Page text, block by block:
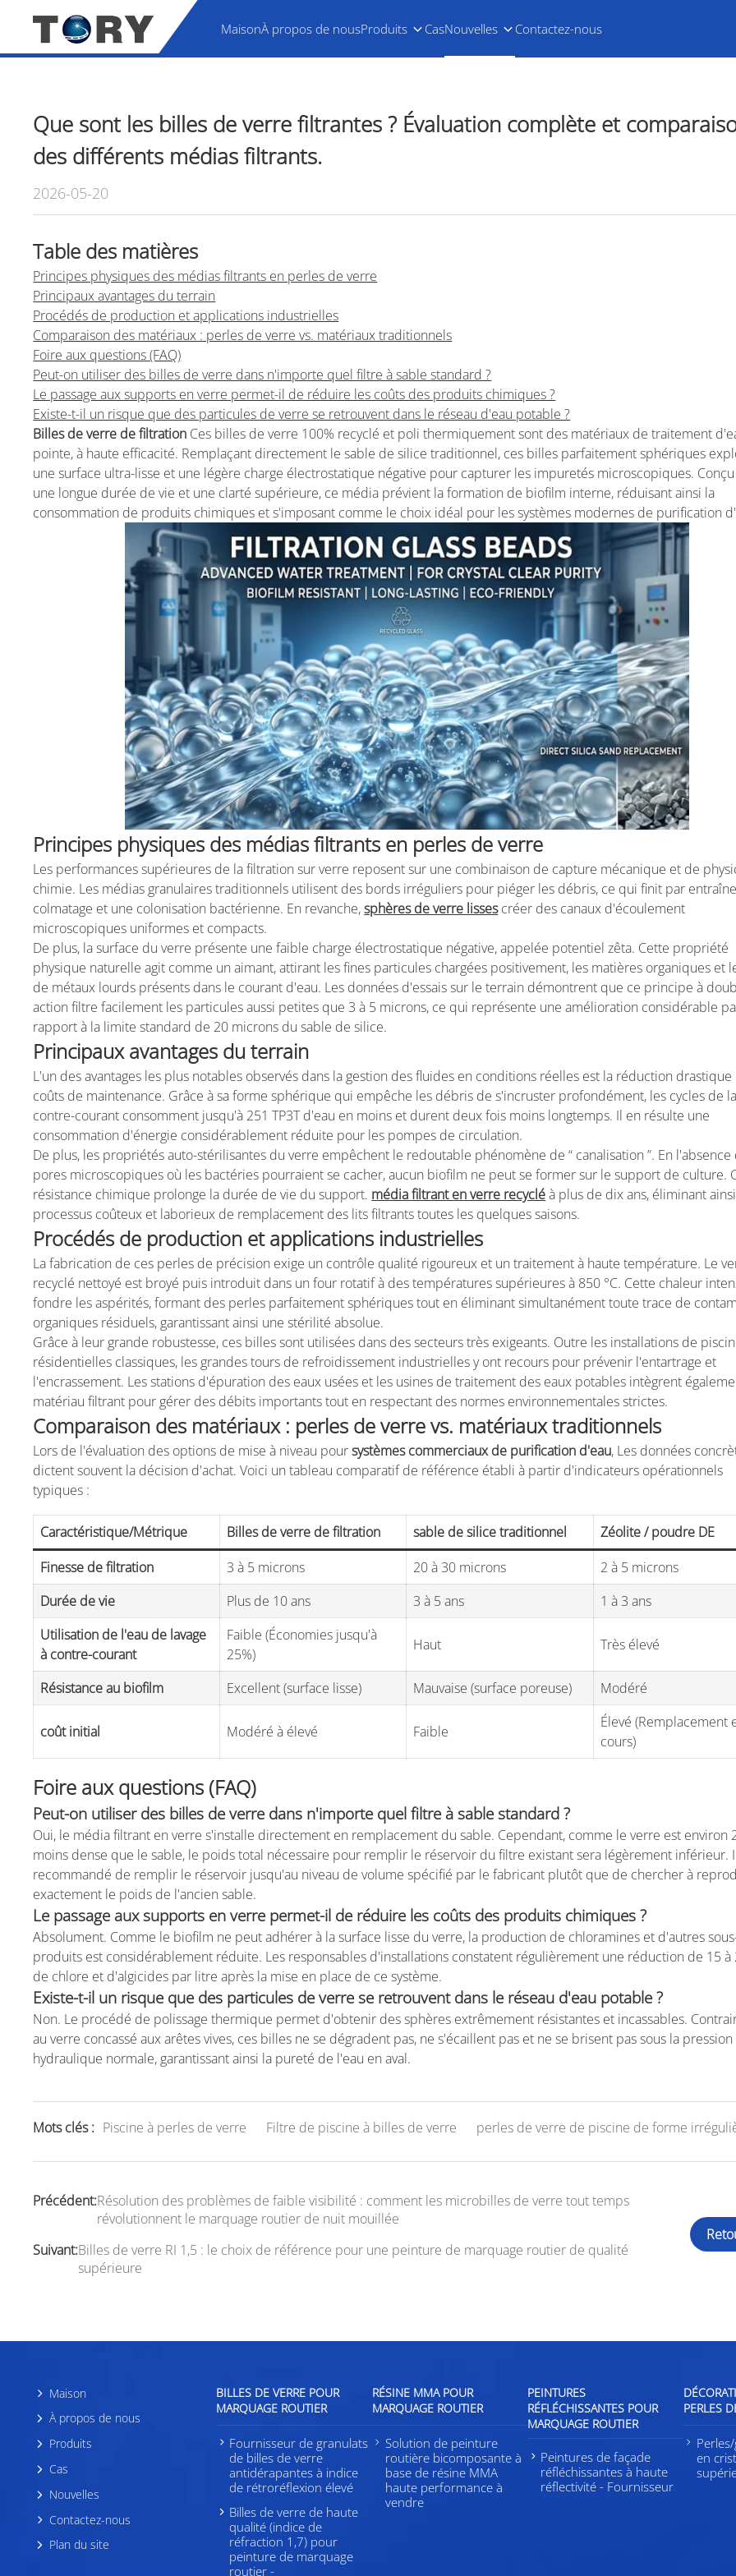
MaisonÀ propos de nousProduits CasNouvelles Contactez-nous
Que sont les billes de verre filtrantes ? Évaluation complète et
des différents médias filtrants.
2026-05-20
Table des matières
Principes physiques des médias filtrants en perles de verre
Principaux avantages du terrain
Procédés de production et applications industrielles
Comparaison des matériaux : perles de verre vs. matériaux traditionnels
Foire aux questions (FAQ)
Peut-on utiliser des billes de verre dans n'importe quel filtre à sable standard ?
Le passage aux supports en verre permet-il de réduire les coûts des produits chimiques ?
Existe-t-il un risque que des particules de verre se retrouvent dans le réseau d'eau potable ?
Billes de verre de filtration Ces billes de verre 100% recyclé et poli thermiquement sont des matériaux de traitement
pointe, à haute efficacité. Remplaçant directement le sable de silice traditionnel, ces billes parfaitement sphériques
une surface ultra-lisse et une légère charge électrostatique négative pour capturer les impuretés microscopiques.
une longue durée de vie et une clarté supérieure, ce média prévient la formation de biofilm interne, réduisant ainsi la
consommation de produits chimiques et s'imposant comme le choix idéal pour les systèmes modernes de purification
Principes physiques des médias filtrants en perles de verre
Les performances supérieures de la filtration sur verre reposent sur une combinaison de capture mécanique et de
chimie. Les médias granulaires traditionnels utilisent des bords irréguliers pour piéger les débris, ce qui finit par
colmatage et une colonisation bactérienne. En revanche,sphères de verre lissescréer des canaux d'écoulement
microscopiques uniformes et compacts.
De plus, la surface du verre présente une faible charge électrostatique négative, appelée potentiel zêta. Cette propriété
physique naturelle agit comme un aimant, attirant les fines particules chargées positivement, les matières organiques et
de métaux lourds présents dans le courant d'eau. Les données d'essais sur le terrain démontrent que ce principe à
action filtre facilement les particules aussi petites que 3 à 5 microns, ce qui représente une amélioration considérable
rapport à la limite standard de 20 microns du sable de silice.
Principaux avantages du terrain
L'un des avantages les plus notables observés dans la gestion des fluides en conditions réelles est la réduction drastique
coûts de maintenance. Grâce à sa forme sphérique qui empêche les débris de s'incruster profondément, les cycles de
contre-courant consomment jusqu'à 251 TP3T d'eau en moins et durent deux fois moins longtemps. Il en résulte une
consommation d'énergie considérablement réduite pour les pompes de circulation.
De plus, les propriétés auto-stérilisantes du verre empêchent le redoutable phénomène de “ canalisation ”. En l'absence
pores microscopiques où les bactéries pourraient se cacher, aucun biofilm ne peut se former sur le support de culture.
résistance chimique prolonge la durée de vie du support. média filtrant en verre recycléà plus de dix ans, éliminant
processus coûteux et laborieux de remplacement des lits filtrants toutes les quelques saisons.
Procédés de production et applications industrielles
La fabrication de ces perles de précision exige un contrôle qualité rigoureux et un traitement à haute température. Le
recyclé nettoyé est broyé puis introduit dans un four rotatif à des températures supérieures à 850 °C. Cette chaleur
fondre les aspérités, formant des perles parfaitement sphériques tout en éliminant simultanément toute trace de
organiques résiduels, garantissant ainsi une stérilité absolue.
Grâce à leur grande robustesse, ces billes sont utilisées dans des secteurs très exigeants. Outre les installations de
résidentielles classiques, les grandes tours de refroidissement industrielles y ont recours pour prévenir l'entartrage et
l'encrassement. Les stations d'épuration des eaux usées et les usines de traitement des eaux potables intègrent
matériau filtrant pour gérer des débits importants tout en respectant des normes environnementales strictes.
Comparaison des matériaux : perles de verre vs. matériaux traditionnels
Lors de l'évaluation des options de mise à niveau poursystèmes commerciaux de purification d'eau, Les données
dictent souvent la décision d'achat. Voici un tableau comparatif de référence établi à partir d'indicateurs opérationnels
typiques :
Caractéristique/Métrique Billes de verre de filtration sable de silice traditionnel
Zéolite / poudre DE
Finesse de filtration
3 à 5 microns 20 à 30 microns
2 à 5 microns
Durée de vie
Plus de 10 ans 3 à 5 ans
1 à 3 ans
Utilisation de l'eau de lavage
à contre-courant
Faible (Économies jusqu'à
25%)
Haut Très élevé
Résistance au biofilm Excellent (surface lisse) Mauvaise (surface poreuse) Modéré
coût initial Modéré à élevé Faible
Élevé (Remplacement
cours)
Foire aux questions (FAQ)
Peut-on utiliser des billes de verre dans n'importe quel filtre à sable standard ?
Oui, le média filtrant en verre s'installe directement en remplacement du sable. Cependant, comme le verre est environ
moins dense que le sable, le poids total nécessaire pour remplir le réservoir du filtre existant sera légèrement inférieur.
recommandé de remplir le réservoir jusqu'au niveau de volume spécifié par le fabricant plutôt que de chercher à
exactement le poids de l'ancien sable.
Le passage aux supports en verre permet-il de réduire les coûts des produits chimiques ?
Absolument. Comme le biofilm ne peut adhérer à la surface lisse du verre, la production de chloramines et d'autres
produits est considérablement réduite. Les responsables d'installations constatent régulièrement une réduction de 15 à
de chlore et d'algicides par litre après la mise en place de ce système.
Existe-t-il un risque que des particules de verre se retrouvent dans le réseau d'eau potable ?
Non. Le procédé de polissage thermique permet d'obtenir des sphères extrêmement résistantes et incassables.
au verre concassé aux arêtes vives, ces billes ne se dégradent pas, ne s'écaillent pas et ne se brisent pas sous la pression
hydraulique normale, garantissant ainsi la pureté de l'eau en aval.
Mots clés : Piscine à perles de verre Filtre de piscine à billes de verre perles de verre de piscine de forme
Précédent:Résolution des problèmes de faible visibilité : comment les microbilles de verre tout temps
révolutionnent le marquage routier de nuit mouillée
Suivant:Billes de verre RI 1,5 : le choix de référence pour une peinture de marquage routier de qualité
supérieure
Maison
À propos de nous
Produits
Cas
Nouvelles
Contactez-nous
Plan du site
BILLES DE VERRE POUR
MARQUAGE ROUTIER
Fournisseur de granulats
de billes de verre
antidérapantes à indice
de rétroréflexion élevé
Billes de verre de haute
qualité (indice de
réfraction 1,7) pour
peinture de marquage
routier -
RÉSINE MMA POUR
MARQUAGE ROUTIER
Solution de peinture
routière bicomposante à
base de résine MMA
haute performance à
vendre
PEINTURES
RÉFLÉCHISSANTES POUR
MARQUAGE ROUTIER
Peintures de façade
réfléchissantes à haute
réflectivité - Fournisseur
PERLES
en